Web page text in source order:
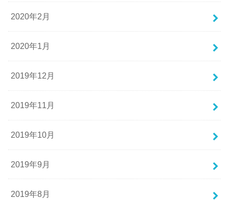
2020年2月
2020年1月
2019年12月
2019年11月
2019年10月
2019年9月
2019年8月